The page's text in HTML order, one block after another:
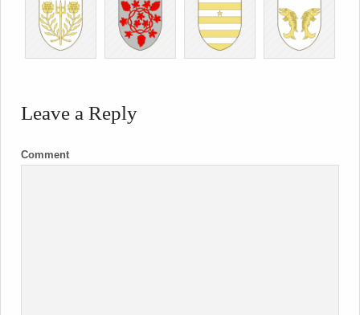
Leave a Reply
Comment